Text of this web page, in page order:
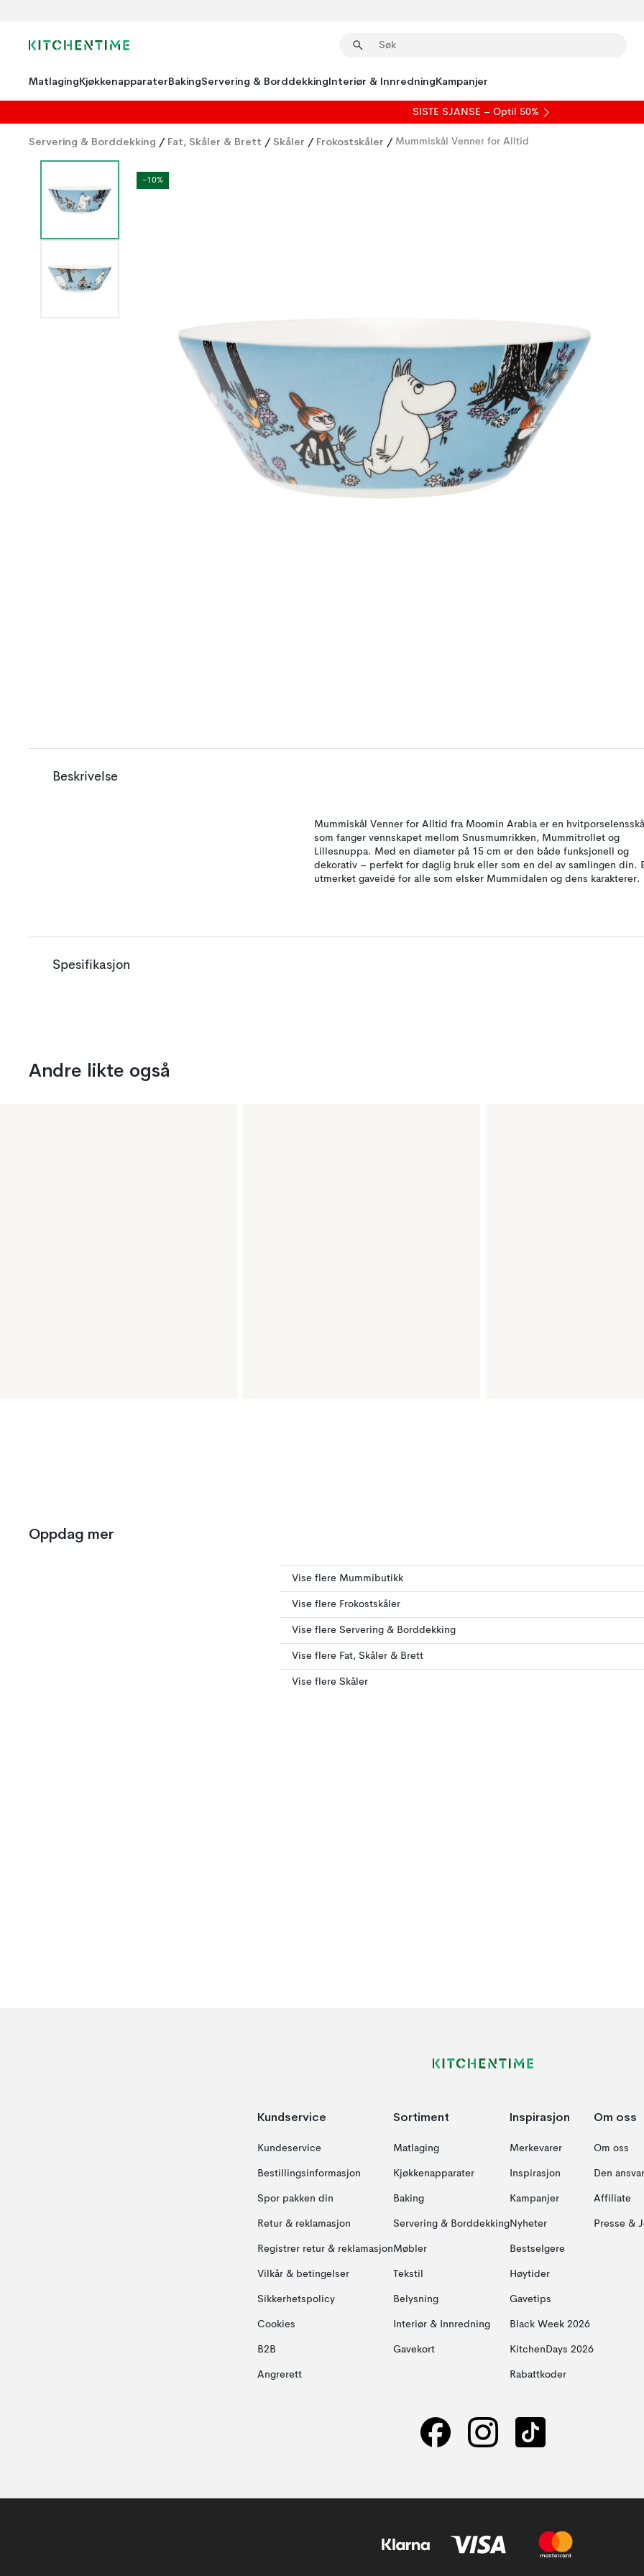
MatlagingKjøkkenapparaterBakingServering & BorddekkingInteriør & InnredningKampanjer
SISTE SJANSE – Optil 50%
Servering & Borddekking / Fat, Skåler & Brett / Skåler / Frokostskåler / Mummiskål Venner for Alltid
-10%
Beskrivelse
Mummiskål Venner for Alltid fra Moomin Arabia er en
som fanger vennskapet mellom Snusmumrikken, Mummitrollet og
Lillesnuppa. Med en diameter på 15 cm er den både funksjonell og
dekorativ – perfekt for daglig bruk eller som en del av samlingen din.
utmerket gaveidé for alle som elsker Mummidalen og dens karakterer.
Spesifikasjon
Andre likte også
Oppdag mer
Vise flere Mummibutikk
Vise flere Frokostskåler
Vise flere Servering & Borddekking
Vise flere Fat, Skåler & Brett
Vise flere Skåler
Kundservice
Kundeservice
Bestillingsinformasjon
Spor pakken din
Retur & reklamasjon
Registrer retur & reklamasjon
Vilkår & betingelser
Sikkerhetspolicy
Cookies
B2B
Angrerett
Sortiment
Matlaging
Kjøkkenapparater
Baking
Servering & Borddekking
Møbler
Tekstil
Belysning
Interiør & Innredning
Gavekort
Inspirasjon
Merkevarer
Inspirasjon
Kampanjer
Nyheter
Bestselgere
Høytider
Gavetips
Black Week 2026
KitchenDays 2026
Rabattkoder
Om oss
Om oss
Den
Affiliate
Presse &